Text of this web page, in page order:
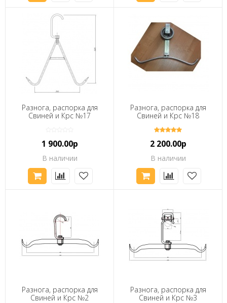
Разнога, распорка для
Свиней и Крс №17
1 900.00р
В наличии
Разнога, распорка для
Свиней и Крс №18
2 200.00р
В наличии
Разнога, распорка для
Свиней и Крс №2
Разнога, распорка для
Свиней и Крс №3